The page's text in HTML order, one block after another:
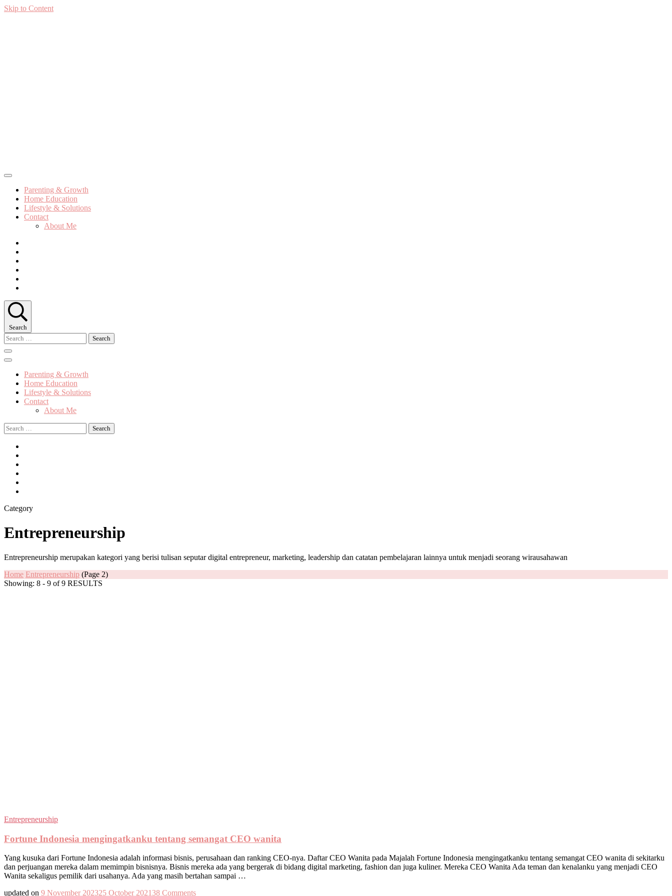
Skip to Content
Parenting & Growth
Home Education
Lifestyle & Solutions
Contact
About Me
Search
Search
for:
Parenting & Growth
Home Education
Lifestyle & Solutions
Contact
About Me
Search
for:
Category
Entrepreneurship
Entrepreneurship merupakan kategori yang berisi tulisan seputar digital entrepreneur, marketing, leadership dan catatan pembelajaran lainnya untuk menjadi seorang wirausahawan
Home Entrepreneurship (Page 2)
Showing: 8 - 9 of 9 RESULTS
Entrepreneurship
Fortune Indonesia mengingatkanku tentang semangat CEO wanita
Yang kusuka dari Fortune Indonesia adalah informasi bisnis, perusahaan dan ranking CEO-nya. Daftar CEO Wanita pada Majalah Fortune Indonesia mengingatkanku tentang semangat CEO wanita di sekitarku
dan perjuangan mereka dalam memimpin bisnisnya. Bisnis mereka ada yang bergerak di bidang digital marketing, fashion dan juga kuliner. Mereka CEO Wanita Ada teman dan kenalanku yang menjadi CEO
Wanita sekaligus pemilik dari usahanya. Ada yang masih bertahan sampai …
updated on 9 November 202325 October 202138 Commentson